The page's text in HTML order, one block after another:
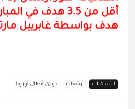
أقل من 3.5 هدف في
هدف بواسطة غابرييل
التسميات توقعات دوري أبطال أوروبا